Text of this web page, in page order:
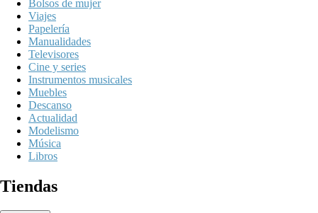
Bolsos de mujer
Viajes
Papelería
Manualidades
Televisores
Cine y series
Instrumentos musicales
Muebles
Descanso
Actualidad
Modelismo
Música
Libros
Tiendas